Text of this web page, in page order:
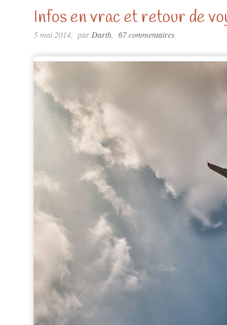
Infos en vrac et retour de
5 mai 2014 par Darth 67 commentaires